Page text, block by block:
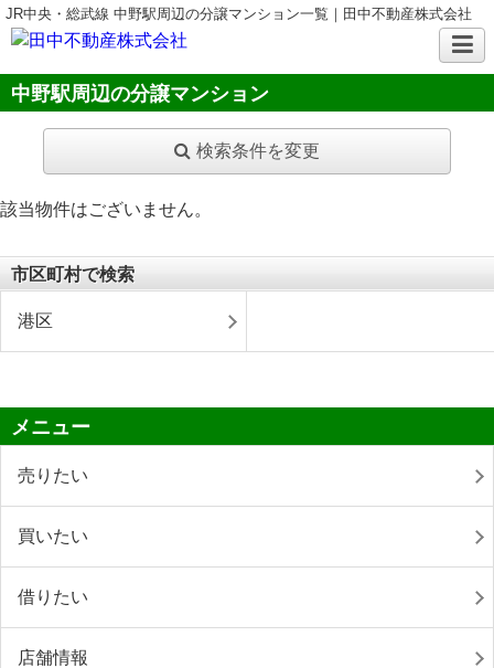
JR中央・総武線 中野駅周辺の分譲マンション一覧｜田中不動産株式会社
中野駅周辺の分譲マンション
検索条件を変更
該当物件はございません。
市区町村で検索
港区
メニュー
売りたい
買いたい
借りたい
店舗情報